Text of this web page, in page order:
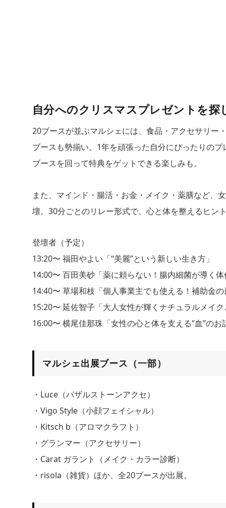
自分へのクリスマスプレゼントを探
20ブースが並ぶマルシェには、食品・アクセサリー
ブースも勢揃い。1年を頑張った自分にぴったりの
ブースを回って特典をゲットできる楽しみも。
また、マインド・腸活・お金・メイク・薬膳など、
壇。30分ごとのリレー形式で、心と体を整えるヒン
登壇者（予定）
13:20〜 福田やよい「“美麗”という新しい生き方」
14:00〜 百田美砂「薬に頼らない！腸内細菌が導く
14:40〜 草場和枝「個人事業主でも使える！補助金
15:20〜 延佐智子「大人女性が輝くナチュラルメイ
16:00〜 横尾佳那珠「女性の心と体を支える“血”のお
マルシェ出展ブース（一部）
・Luce（パザルストーンアクセ）
・Vigo Style（小顔フェイシャル）
・Kitsch b（アロマクラフト）
・グランマー（アクセサリー）
・Carat ガラント（メイク・カラー診断）
・risola（雑貨）ほか、全20ブースが出展。